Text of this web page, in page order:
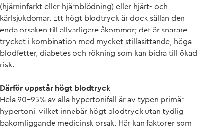
(hjärninfarkt eller hjärnblödning) eller hjärt- och
kärlsjukdomar. Ett högt blodtryck är dock sällan den
enda orsaken till allvarligare åkommor; det är snarare
trycket i kombination med mycket stillasittande, höga
blodfetter, diabetes och rökning som kan bidra till ökad
risk.
Därför uppstår högt blodtryck
Hela 90-95% av alla hypertonifall är av typen primär
hypertoni, vilket innebär högt blodtryck utan tydlig
bakomliggande medicinsk orsak. Här kan faktorer som